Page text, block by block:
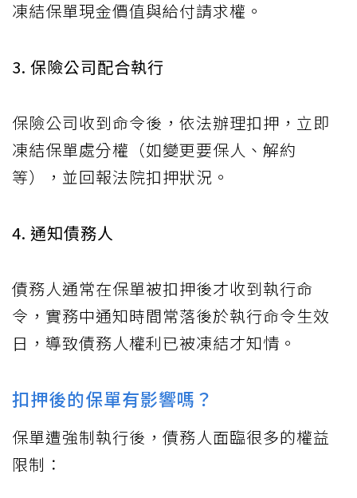
凍結保單現金價值與給付請求權。
3. 保險公司配合執行
保險公司收到命令後，依法辦理扣押，立即
凍結保單處分權（如變更要保人、解約
等），並回報法院扣押狀況。
4. 通知債務人
債務人通常在保單被扣押後才收到執行命
令，實務中通知時間常落後於執行命令生效
日，導致債務人權利已被凍結才知情。
扣押後的保單有影響嗎？
保單遭強制執行後，債務人面臨很多的權益
限制：